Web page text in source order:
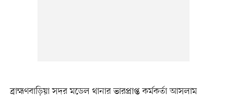
ব্রাহ্মণবাড়িয়া সদর মডেল থানার ভারপ্রাপ্ত কর্মকর্তা আসলাম